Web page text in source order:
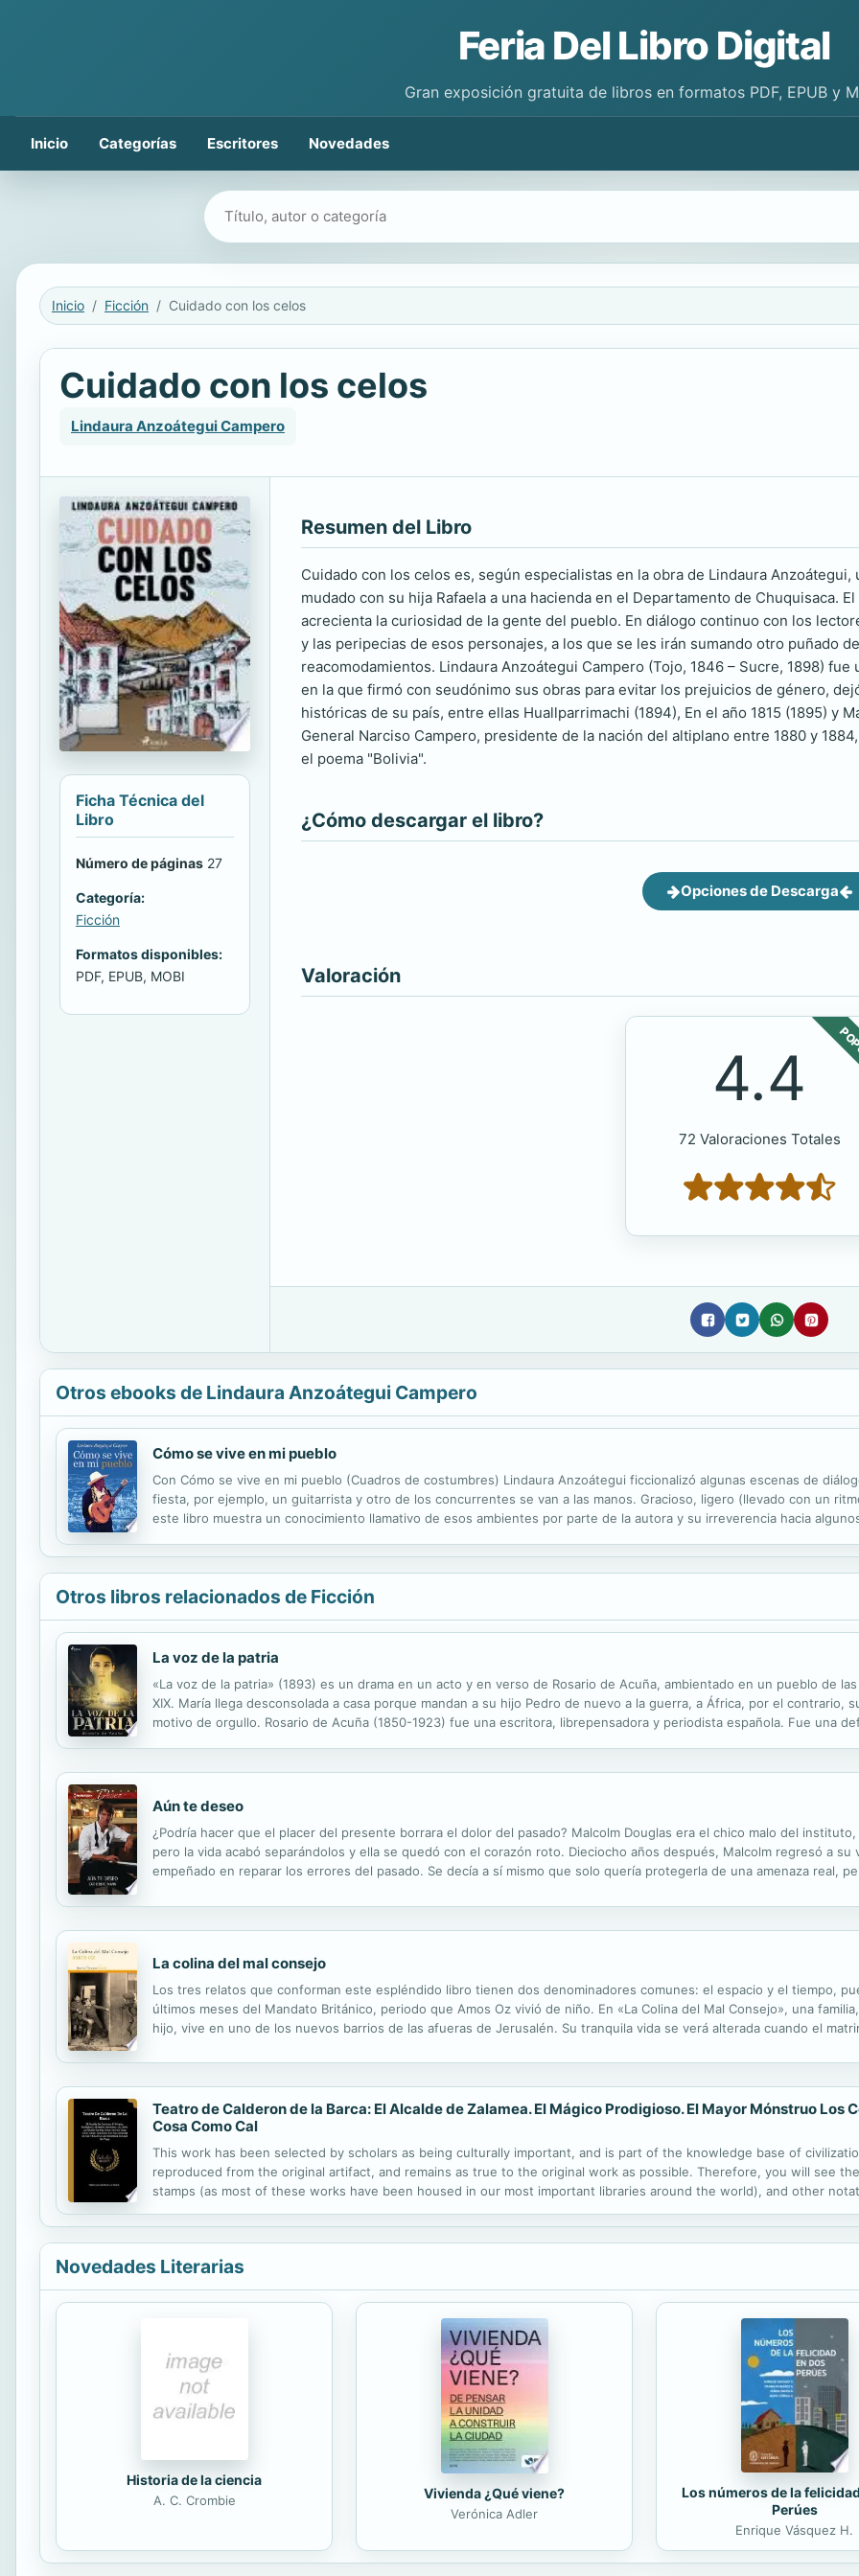
Feria Del Libro Digital
Gran exposición gratuita de libros en formatos PDF, EPUB y
Inicio Categorías Escritores Novedades
Buscar libros
Inicio Ficción Cuidado con los celos
Cuidado con los celos
Lindaura Anzoátegui Campero
Ficha Técnica del
Libro
Número de páginas 27
Categoría:
Ficción
Formatos disponibles:
PDF, EPUB, MOBI
Resumen del Libro
Cuidado con los celos es, según especialistas en la obra de Lindaura
mudado con su hija Rafaela a una hacienda en el Departamento de Chuquisaca.
acrecienta la curiosidad de la gente del pueblo. En diálogo continuo con los
y las peripecias de esos personajes, a los que se les irán sumando otro puñado
reacomodamientos. Lindaura Anzoátegui Campero (Tojo, 1846 – Sucre, 1898)
en la que firmó con seudónimo sus obras para evitar los prejuicios de género,
históricas de su país, entre ellas Huallparrimachi (1894), En el año 1815 (1895) y
General Narciso Campero, presidente de la nación del altiplano entre 1880 y
el poema "Bolivia".
¿Cómo descargar el libro?
Opciones de Descarga
Valoración
4.4
72 Valoraciones Totales
Otros ebooks de Lindaura Anzoátegui Campero
Cómo se vive en mi pueblo
Con Cómo se vive en mi pueblo (Cuadros de costumbres) Lindaura Anzoátegui ficcionalizó algunas escenas de
fiesta, por ejemplo, un guitarrista y otro de los concurrentes se van a las manos. Gracioso, ligero (llevado con un
este libro muestra un conocimiento llamativo de esos ambientes por parte de la autora y su irreverencia hacia
Otros libros relacionados de Ficción
La voz de la patria
«La voz de la patria» (1893) es un drama en un acto y en verso de Rosario de Acuña, ambientado en un pueblo de
XIX. María llega desconsolada a casa porque mandan a su hijo Pedro de nuevo a la guerra, a África, por el contrario,
motivo de orgullo. Rosario de Acuña (1850-1923) fue una escritora, librepensadora y periodista española. Fue una
Aún te deseo
¿Podría hacer que el placer del presente borrara el dolor del pasado? Malcolm Douglas era el chico malo del
pero la vida acabó separándolos y ella se quedó con el corazón roto. Dieciocho años después, Malcolm regresó a
empeñado en reparar los errores del pasado. Se decía a sí mismo que solo quería protegerla de una amenaza real,
La colina del mal consejo
Los tres relatos que conforman este espléndido libro tienen dos denominadores comunes: el espacio y el tiempo,
últimos meses del Mandato Británico, periodo que Amos Oz vivió de niño. En «La Colina del Mal Consejo», una
hijo, vive en uno de los nuevos barrios de las afueras de Jerusalén. Su tranquila vida se verá alterada cuando el
Teatro de Calderon de la Barca: El Alcalde de Zalamea. El Mágico Prodigioso. El Mayor Mónstruo Los
Cosa Como Cal
This work has been selected by scholars as being culturally important, and is part of the knowledge base of
reproduced from the original artifact, and remains as true to the original work as possible. Therefore, you will see
stamps (as most of these works have been housed in our most important libraries around the world), and other
Novedades Literarias
Historia de la ciencia
A. C. Crombie Vivienda ¿Qué viene?
Verónica Adler
Los números de la
Perúes
Enrique Vásquez H.